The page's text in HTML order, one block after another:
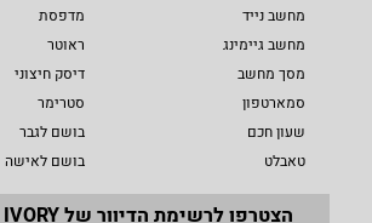
מחשב נייד
מחשב גיימינג
מסך מחשב
סמארטפון
שעון חכם
טאבלט
מדפסת
ראוטר
דיסק חיצוני
סטרימר
בושם לגבר
בושם לאישה
הצטרפו לרשימת הדיוור של IVORY